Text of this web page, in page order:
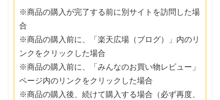
※商品の購入が完了する前に別サイトを訪問した場
合
※商品の購入前に、「楽天広場（ブログ）」内のリ
ンクをクリックした場合
※商品の購入前に、「みんなのお買い物レビュー」
ページ内のリンクをクリックした場合
※商品の購入後、続けて購入する場合（必ず再度、